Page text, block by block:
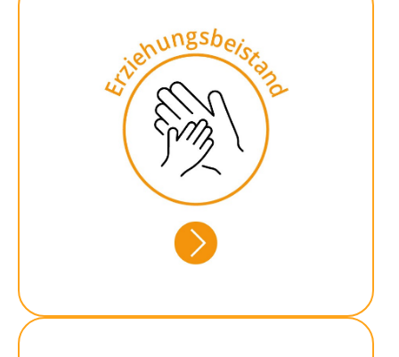
Längerfristige, persön­liche
Unter­stützung von Kindern
und Jugendlichen zur
Bewältigung von schwierigen
Lebens­situationen in Familie,
Schule und ihrem Lebens­
umfeld.